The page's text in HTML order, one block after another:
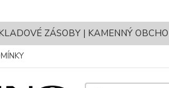
ZÁSOBY | KAMENNÝ